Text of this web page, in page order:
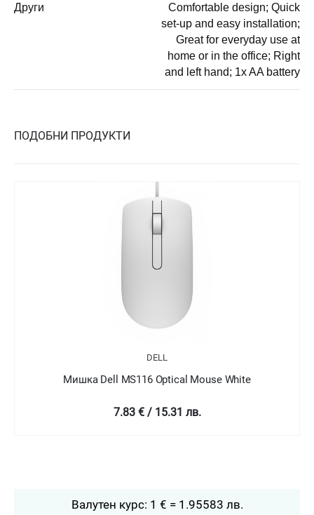
Други
Comfortable design; Quick
set-up and easy installation;
Great for everyday use at
home or in the office; Right
and left hand; 1x AA battery
ПОДОБНИ ПРОДУКТИ
DELL
Мишка Dell MS116 Optical Mouse White
7.83 € / 15.31 лв.
Валутен курс: 1 € = 1.95583 лв.